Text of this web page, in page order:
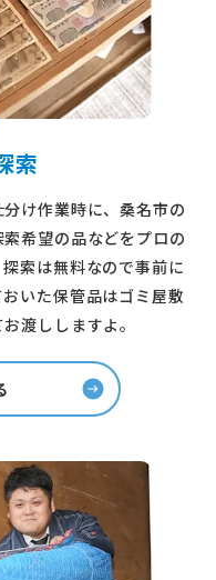
索
け作業時に、桑名市の
希望の品などをプロの
索は無料なので事前に
いた保管品はゴミ屋敷
渡ししますよ。